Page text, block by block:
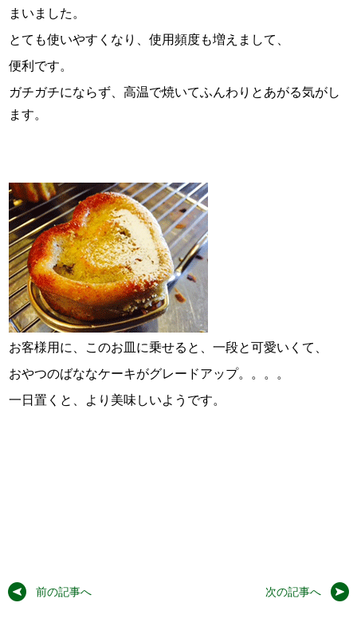
まいました。
とても使いやすくなり、使用頻度も増えまして、
便利です。
ガチガチにならず、高温で焼いてふんわりとあがる気がし
ます。
お客様用に、このお皿に乗せると、一段と可愛いくて、
おやつのばななケーキがグレードアップ。。。。
一日置くと、より美味しいようです。
前の記事へ 次の記事へ